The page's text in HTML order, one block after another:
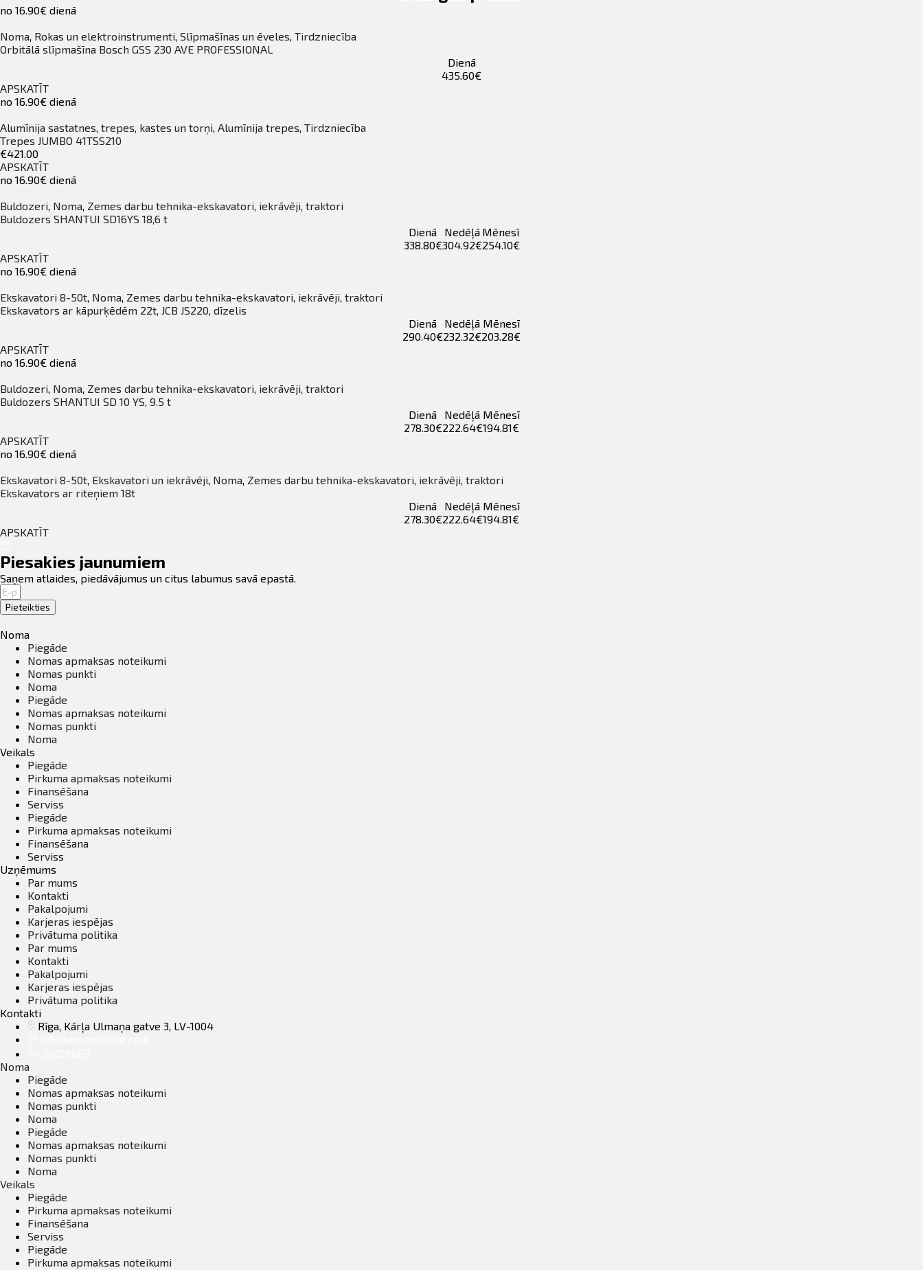
no 16.90€ dienā
Noma Rokas un elektroinstrumenti Slīpmašīnas un ēveles Tirdzniecība
Orbitālā slīpmašīna Bosch GSS 230 AVE PROFESSIONAL
Dienā
435.60€
APSKATĪT
no 16.90€ dienā
Alumīnija sastatnes, trepes, kastes un torņi Alumīnija trepes Tirdzniecība
Trepes JUMBO 41TSS210
€421.00
APSKATĪT
no 16.90€ dienā
Buldozeri Noma Zemes darbu tehnika-ekskavatori, iekrāvēji, traktori
Buldozers SHANTUI SD16YS 18,6 t
Dienā
338.80€
Nedēļā
304.92€
Mēnesī
254.10€
APSKATĪT
no 16.90€ dienā
Ekskavatori 8-50t Noma Zemes darbu tehnika-ekskavatori, iekrāvēji, traktori
Ekskavators ar kāpurķēdēm 22t, JCB JS220, dīzelis
Dienā
290.40€
Nedēļā
232.32€
Mēnesī
203.28€
APSKATĪT
no 16.90€ dienā
Buldozeri Noma Zemes darbu tehnika-ekskavatori, iekrāvēji, traktori
Buldozers SHANTUI SD 10 YS, 9.5 t
Dienā
278.30€
Nedēļā
222.64€
Mēnesī
194.81€
APSKATĪT
no 16.90€ dienā
Ekskavatori 8-50t Ekskavatori un iekrāvēji Noma Zemes darbu tehnika-ekskavatori, iekrāvēji, traktori
Ekskavators ar riteņiem 18t
Dienā
278.30€
Nedēļā
222.64€
Mēnesī
194.81€
APSKATĪT
Piesakies jaunumiem
Saņem atlaides, piedāvājumus un citus labumus savā epastā.
Pieteikties
Noma
Piegāde
Nomas apmaksas noteikumi
Nomas punkti
Noma
Piegāde
Nomas apmaksas noteikumi
Nomas punkti
Noma
Veikals
Piegāde
Pirkuma apmaksas noteikumi
Finansēšana
Serviss
Piegāde
Pirkuma apmaksas noteikumi
Finansēšana
Serviss
Uzņēmums
Par mums
Kontakti
Pakalpojumi
Karjeras iespējas
Privātuma politika
Par mums
Kontakti
Pakalpojumi
Karjeras iespējas
Privātuma politika
Kontakti
Rīga, Kārļa Ulmaņa gatve 3, LV-1004
Noma
Piegāde
Nomas apmaksas noteikumi
Nomas punkti
Noma
Piegāde
Nomas apmaksas noteikumi
Nomas punkti
Noma
Veikals
Piegāde
Pirkuma apmaksas noteikumi
Finansēšana
Serviss
Piegāde
Pirkuma apmaksas noteikumi